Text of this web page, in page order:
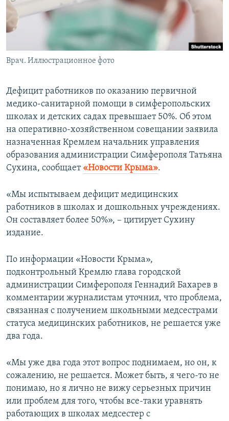
ПОБЕДИТЕЛЕЙ НЕ СУДЯТ?
КРЫМ.НЕПОКОРЕННЫЙ
УКРАИНСКАЯ ПРОБЛЕМА КРЫМА
ПРИСОЕДИНЯЙТЕСЬ!
Врач. Иллюстрационное фото
Дефицит работников по оказанию первичной
медико-санитарной помощи в симферопольских
школах и детских садах превышает 50%. Об этом
на оперативно-хозяйственном совещании заявила
назначенная Кремлем начальник управления
образования администрации Симферополя Татьяна
Сухина, сообщает «Новости Крыма».
«Мы испытываем дефицит медицинских
работников в школах и дошкольных учреждениях.
Он составляет более 50%», – цитирует Сухину
издание.
По информации «Новости Крыма»,
подконтрольный Кремлю глава городской
администрации Симферополя Геннадий Бахарев в
комментарии журналистам уточнил, что проблема,
связанная с получением школьными медсестрами
статуса медицинских работников, не решается уже
два года.
«Мы уже два года этот вопрос поднимаем, но он, к
сожалению, не решается. Может быть, я чего-то не
понимаю, но я лично не вижу серьезных причин
или проблем для того, чтобы все-таки уравнять
работающих в школах медсестер с